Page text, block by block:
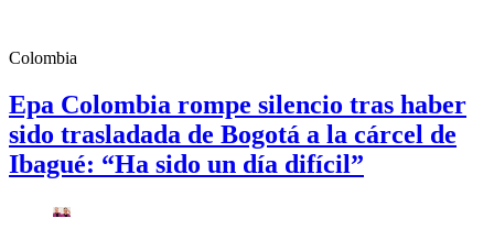
Colombia
Epa Colombia rompe silencio tras haber
sido trasladada de Bogotá a la cárcel de
Ibagué: “Ha sido un día difícil”